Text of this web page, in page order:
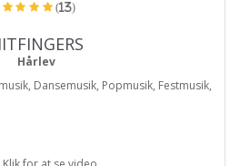
(13)
Hårlev
Dansemusik, Popmusik, Festmusik,